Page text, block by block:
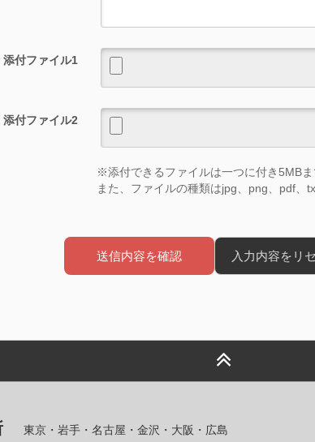
添付ファイル1
添付ファイル2
※添付できるファイルは一つに付き5MBま
また、ファイルの種類はjpg、png、pdf、
送信内容を確認 入力内容をリ
東京・岩手・名古屋・金沢・大阪・広島